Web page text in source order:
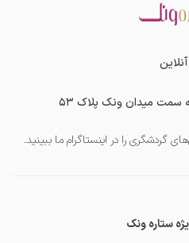
سمت میدان ونک پلاک ۵۳
گردشگری را در اینستاگرام ما ببینید.
ستاره ونک